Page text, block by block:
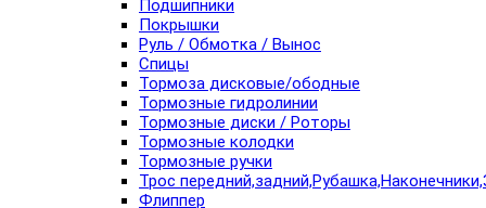
Подшипники
Покрышки
Руль / Обмотка / Вынос
Спицы
Тормоза дисковые/ободные
Тормозные гидролинии
Тормозные диски / Роторы
Тормозные колодки
Тормозные ручки
Трос
Флиппер